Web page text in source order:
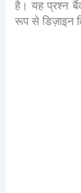
है। यह प्रश्न बैंक
रूप से डिज़ाइन